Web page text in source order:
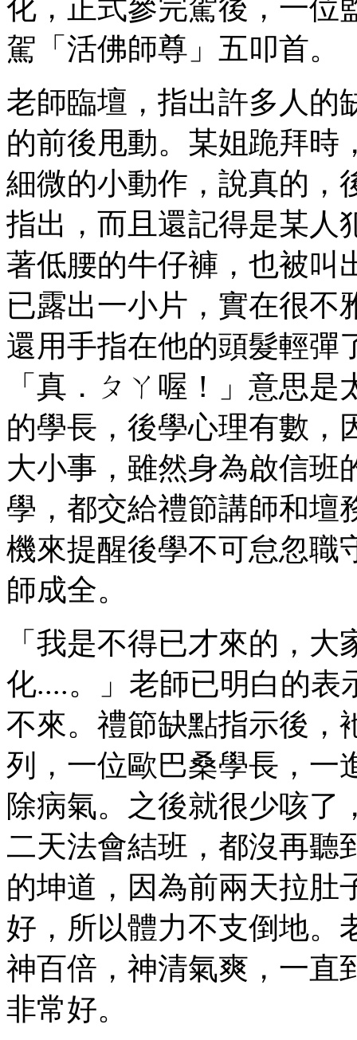
化，正式參完駕後，一位
駕「活佛師尊」五叩首。
老師臨壇，指出許多人的
的前後甩動。某姐跪拜時
細微的小動作，說真的，
指出，而且還記得是某人
著低腰的牛仔褲，也被叫
已露出一小片，實在很不
還用手指在他的頭髮輕
「真．ㄆㄚ喔！」意思
的學長，後學心理有數，
大小事，雖然身為啟信班
學，都交給禮節講師和壇
機來提醒後學不可怠忽職
師成全。
「我是不得已才來的，
化....。」老師已明白的表
不來。禮節缺點指示後，
列，一位歐巴桑學長，一
除病氣。之後就很少咳了
二天法會結班，都沒再聽
的坤道，因為前兩天拉肚
好，所以體力不支倒地。
神百倍，神清氣爽，一直
非常好。